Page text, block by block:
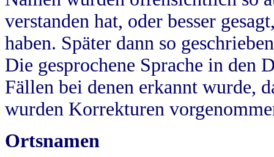
verstanden hat, oder besser
haben. Später dann so
Die gesprochene Sprache in
Fällen bei denen erkannt wurde,
wurden Korrekturen
Ortsnamen